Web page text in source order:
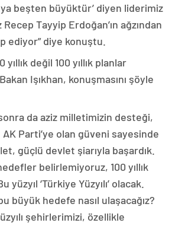
beşten büyüktür’ diyen liderimiz
Tayyip Erdoğan’ın ağzından
ediyor” diye konuştu.
yıllık değil 100 yıllık planlar
Işıkhan, konuşmasını şöyle
sonra da aziz milletimizin desteği,
Parti’ye olan güveni sayesinde
güçlü devlet şiarıyla başardık.
belirlemiyoruz, 100 yıllık
yüzyıl ‘Türkiye Yüzyılı’ olacak.
büyük hedefe nasıl ulaşacağız?
şehirlerimizi, özellikle